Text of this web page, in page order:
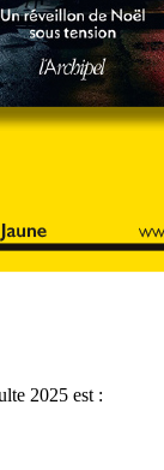
2025 est :